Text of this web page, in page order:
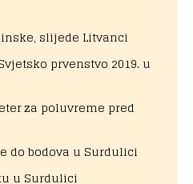
slijede Litvanci
prvenstvo 2019. u
za poluvreme pred
do bodova u Surdulici
u Surdulici